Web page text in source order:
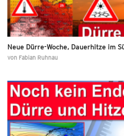
Neue Dürre-Woche, Dauerhitze im
von Fabian Ruhnau